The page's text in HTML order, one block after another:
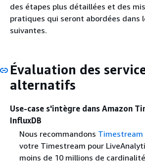
des étapes plus détaillées et des
pratiques qui seront abordées dans
suivantes.
Évaluation des
alternatifs
Use-case s'intègre dans Amazon
InfluxDB
Nous recommandons Timestream
votre Timestream pour
moins de 10 millions de